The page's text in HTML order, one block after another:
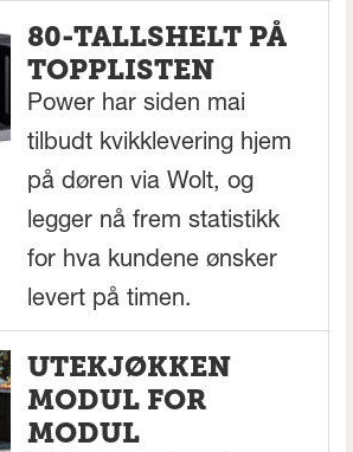
80-TALLSHELT PÅ
TOPPLISTEN
Power har siden mai
tilbudt kvikklevering hjem
på døren via Wolt, og
legger nå frem statistikk
for hva kundene ønsker
levert på timen.
UTEKJØKKEN
MODUL FOR
MODUL